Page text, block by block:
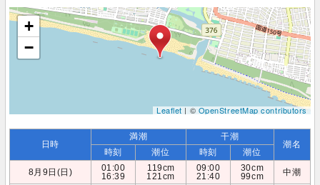
+
−
Leaflet| ©OpenStreetMap contributors
日時
満潮 干潮
潮名
時刻 潮位 時刻
潮位
8月9日(日)
01:00
16:39
119cm
121cm
09:00
21:40
30cm
99cm
中潮